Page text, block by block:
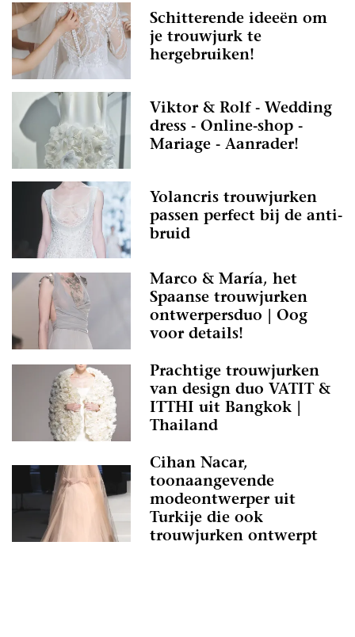
Schitterende ideeën om
je trouwjurk te
hergebruiken!
Viktor & Rolf - Wedding
dress - Online-shop -
Mariage - Aanrader!
Yolancris trouwjurken
passen perfect bij de anti-
bruid
Marco & María, het
Spaanse trouwjurken
ontwerpersduo | Oog
voor details!
Prachtige trouwjurken
van design duo VATIT &
ITTHI uit Bangkok |
Thailand
Cihan Nacar,
toonaangevende
modeontwerper uit
Turkije die ook
trouwjurken ontwerpt